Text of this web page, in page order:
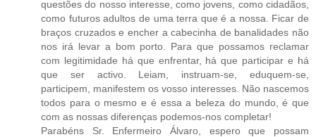
questões do nosso interesse, como jovens, como cidadãos,
como futuros adultos de uma terra que é a nossa. Ficar de
braços cruzados e encher a cabecinha de banalidades não
nos irá levar a bom porto. Para que possamos reclamar
com legitimidade há que enfrentar, há que participar e há
que ser activo. Leiam, instruam-se, eduquem-se,
participem, manifestem os vosso interesses. Não nascemos
todos para o mesmo e é essa a beleza do mundo, é que
com as nossas diferenças podemos-nos completar!
Parabéns Sr. Enfermeiro Álvaro, espero que possam